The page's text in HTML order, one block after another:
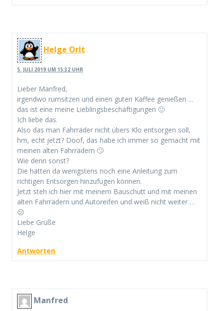
Helge Orlt
5. JULI 2019 UM 15:32 UHR
Lieber Manfred,
irgendwo rumsitzen und einen guten Kaffee genießen …
das ist eine meine Lieblingsbeschäftigungen 🙂
Ich liebe das.
Also das man Fahrräder nicht übers Klo entsorgen soll,
hm, echt jetzt? Doof, das habe ich immer so gemacht mit
meinen alten Fahrrädern 🙄
Wie denn sonst?
Die hätten da wenigstens noch eine Anleitung zum
richtigen Entsorgen hinzufügen können.
Jetzt steh ich hier mit meinem Bauschutt und mit meinen
alten Fahrrädern und Autoreifen und weiß nicht weiter …
😕
Liebe Grüße
Helge
Antworten
Manfred